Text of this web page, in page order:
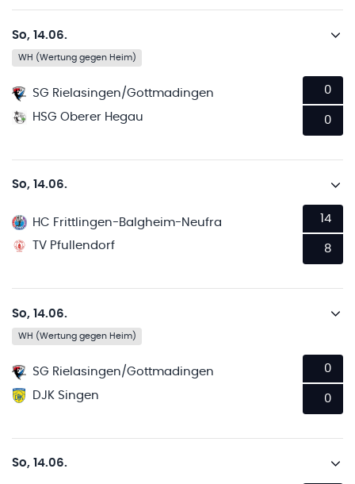
So, 14.06.
WH (Wertung gegen Heim)
SG Rielasingen/Gottmadingen
HSG Oberer Hegau
0
0
So, 14.06.
HC Frittlingen-Balgheim-Neufra
TV Pfullendorf
14
8
So, 14.06.
WH (Wertung gegen Heim)
SG Rielasingen/Gottmadingen
DJK Singen
0
0
So, 14.06.